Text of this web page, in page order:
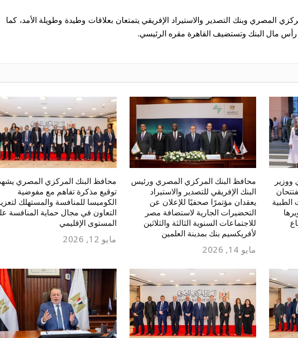
المصري وبنك التصدير والاستيراد الإفريقي يتمتعان بعلاقات وطيدة وطويلة الأمد، كما
مال البنك وتستضيف القاهرة مقره الرئيسي.
محافظ البنك المركزي المصري ورئيس
البنك الإفريقي للتصدير والاستيراد
يعقدان مؤتمرًا صحفيًا للإعلان عن
التحضيرات الجارية لاستضافة مصر
للاجتماعات السنوية الثالثة والثلاثين
لأفريكسيم بنك بمدينة العلمين
مايو 14, 2026
محافظ البنك المركزي المصري
توقيع مذكرة تفاهم مع مفوضية
الكوميسا للمنافسة والمستهلك
التعاون في مجال حماية المنافسة
المستوى الإقليمي
مايو 12, 2026